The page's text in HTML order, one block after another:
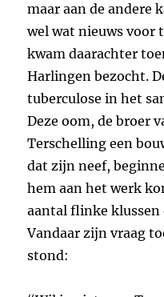
maar aan de andere
wel wat nieuws voor
kwam daarachter
Harlingen bezocht.
tuberculose in het
Deze oom, de broer
Terschelling een
dat zijn neef,
hem aan het werk
aantal flinke
Vandaar zijn vraag
stond: